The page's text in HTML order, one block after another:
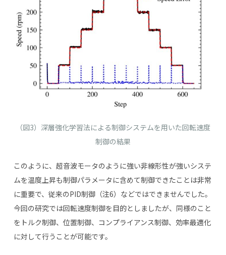
（図3）深層強化学習法による制御システムを用いた回転速度
制御の結果
このように、超音波モータのように強い非線形性が強いシステ
ムを温度上昇も制御パラメータに含めて制御できたことは非常
に重要で、従来のPID制御（注6）などではできませんでした。
今回の研究では回転速度制御を目的としましたが、同様のこと
をトルク制御、位置制御、コンプライアンス制御、効率最適化
に対して行うことが可能です。